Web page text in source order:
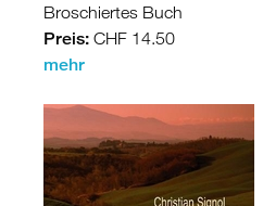
Broschiertes Buch
Preis: CHF 14.50
mehr